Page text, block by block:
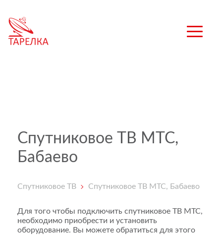
Спутниковое ТВ МТС,
Бабаево
Спутниковое ТВ Спутниковое ТВ МТС, Бабаево
Для того чтобы подключить спутниковое ТВ МТС,
необходимо приобрести и установить
оборудование. Вы можете обратиться для этого